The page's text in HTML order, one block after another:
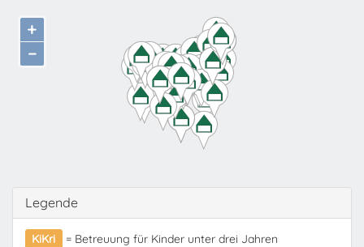
+
−
Legende
KiKri
= Betreuung für Kinder unter drei Jahren